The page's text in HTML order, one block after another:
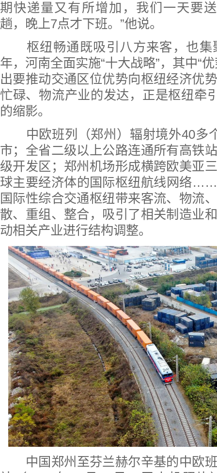
期快递量又有所增加，我们一天要
趟，晚上7点才下班。”他说。
枢纽畅通既吸引八方来客，也集
年，河南全面实施“十大战略”，其中“
出要推动交通区位优势向枢纽经济优
忙碌、物流产业的发达，正是枢纽牵
的缩影。
中欧班列（郑州）辐射境外40多
市；全省二级以上公路连通所有高铁
级开发区；郑州机场形成横跨欧美亚
球主要经济体的国际枢纽航线网络
国际性综合交通枢纽带来客流、物流
散、重组、整合，吸引了相关制造业
动相关产业进行结构调整。
中国郑州至芬兰赫尔辛基的中欧